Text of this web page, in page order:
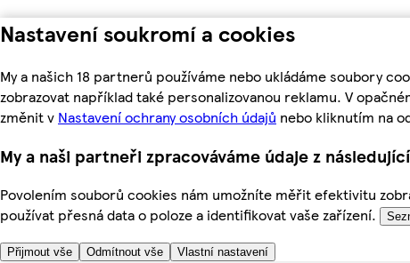
Nastavení soukromí a cookies
My a našich 18 partnerů používáme nebo ukládáme soubory
zobrazovat například také personalizovanou reklamu. V
změnit v Nastavení ochrany osobních údajů nebo kliknutím na
My a naši partneři zpracováváme údaje z
Povolením souborů cookies nám umožníte měřit efektivitu
používat přesná data o poloze a identifikovat vaše zařízení.
Přijmout vše Odmítnout vše Vlastní nastavení